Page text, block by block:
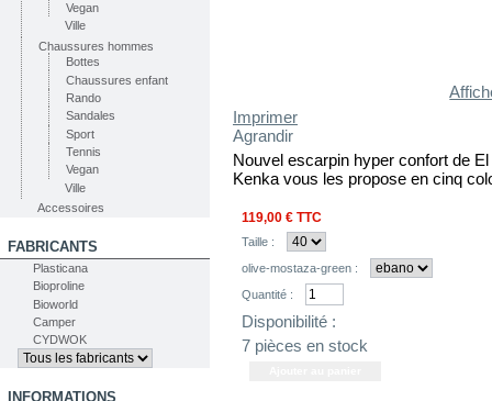
Vegan
Ville
Chaussures hommes
Bottes
Chaussures enfant
Rando
Sandales
Sport
Tennis
Vegan
Ville
Accessoires
FABRICANTS
Plasticana
Bioproline
Bioworld
Camper
CYDWOK
INFORMATIONS
Imprimer
Agrandir
Nouvel escarpin hyper confort de
Kenka vous les propose en cinq
119,00 € TTC
Taille :
olive-mostaza-green :
Quantité :
Disponibilité :
7 pièces en stock